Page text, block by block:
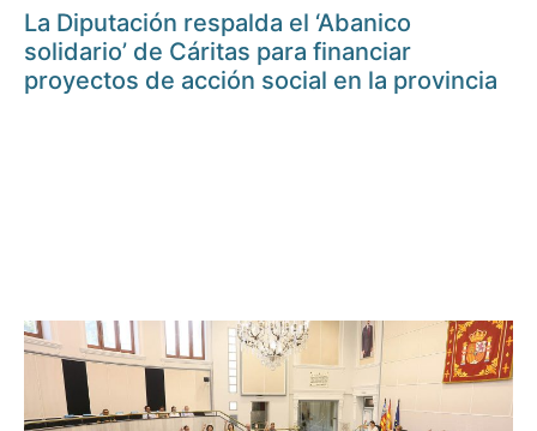
La Diputación respalda el ‘Abanico
solidario’ de Cáritas para financiar
proyectos de acción social en la provincia